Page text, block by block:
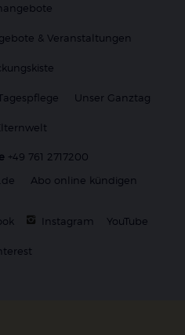
& Veranstaltungen
Unser Ganztag
+49 761 2717200
Abo online kündigen
Instagram YouTube